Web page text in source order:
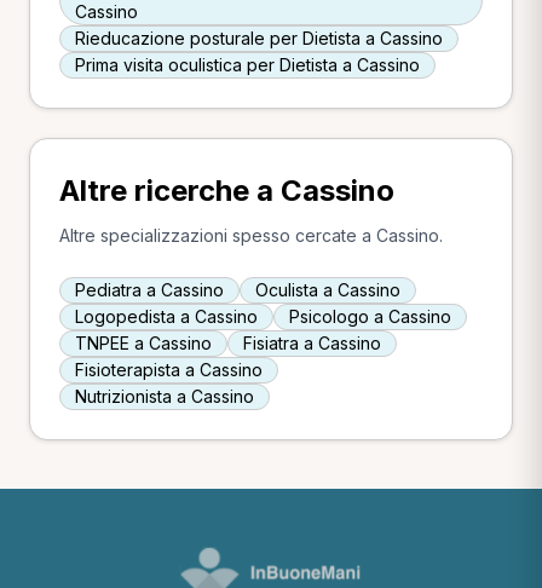
Cassino
Rieducazione posturale per Dietista a Cassino
Prima visita oculistica per Dietista a Cassino
Altre ricerche a Cassino
Altre specializzazioni spesso cercate a Cassino.
Pediatra a Cassino
Oculista a Cassino
Logopedista a Cassino
Psicologo a Cassino
TNPEE a Cassino
Fisiatra a Cassino
Fisioterapista a Cassino
Nutrizionista a Cassino